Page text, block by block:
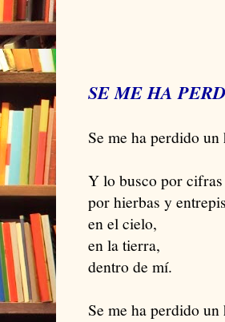
SE ME HA
Se me ha perdido un
Y lo busco por
por hierbas y
en el cielo,
en la tierra,
dentro de mí.
Se me ha perdido un